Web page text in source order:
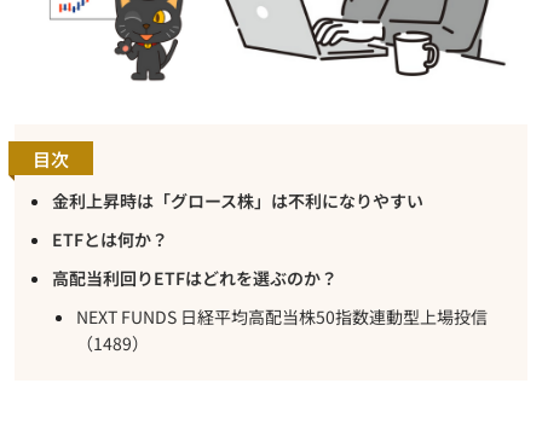
目次
金利上昇時は「グロース株」は不利になりやすい
ETFとは何か？
高配当利回りETFはどれを選ぶのか？
NEXT FUNDS 日経平均高配当株50指数連動型上場投信
（1489）